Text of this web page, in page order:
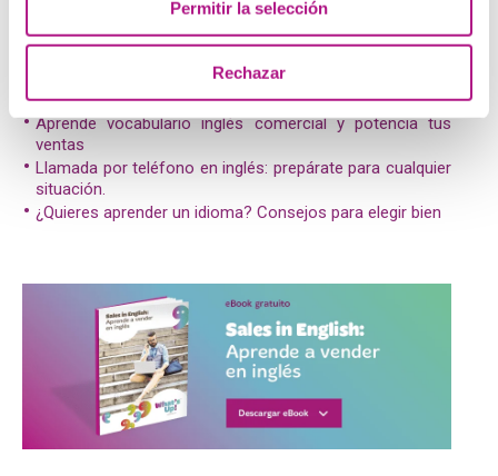
Permitir la selección
Rechazar
profesionales.
Aprende vocabulario inglés comercial y potencia tus
ventas
Llamada por teléfono en inglés: prepárate para cualquier
situación.
¿Quieres aprender un idioma? Consejos para elegir bien